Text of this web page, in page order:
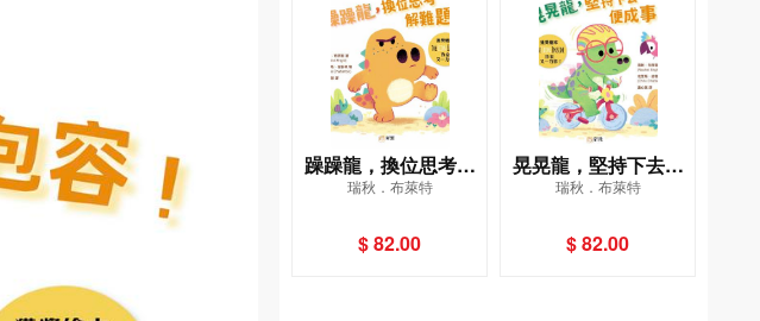
躁躁龍，換位思考解
難題！[小恐龍正向思
瑞秋．布萊特
$ 82.00
晃晃龍，堅持下去便
成事！[小恐龍正向思
瑞秋．布萊特
$ 82.00